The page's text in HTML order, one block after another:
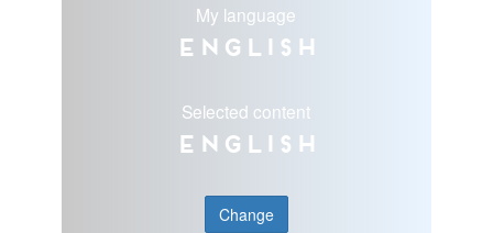
My language
English
Selected content
English
Change